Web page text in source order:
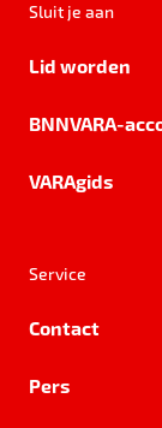
Sluit je aan
Lid worden
BNNVARA-
VARAgids
Service
Contact
Pers